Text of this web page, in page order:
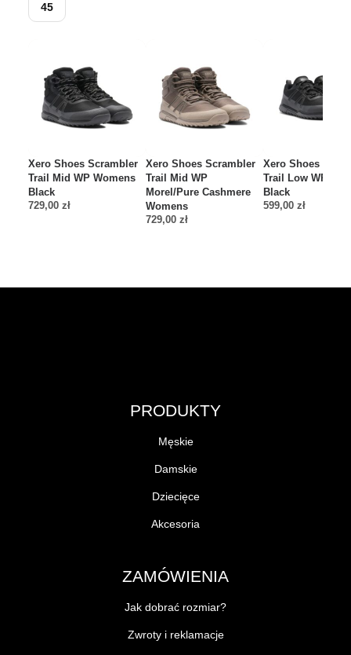
45
Xero Shoes Scrambler
Trail Mid WP Womens
Black
729,00 zł
Xero Shoes Scrambler
Trail Mid WP
Morel/Pure Cashmere
Womens
729,00 zł
Xero Shoes
Trail Low WP
Black
599,00 zł
PRODUKTY
Męskie
Damskie
Dziecięce
Akcesoria
ZAMÓWIENIA
Jak dobrać rozmiar?
Zwroty i reklamacje